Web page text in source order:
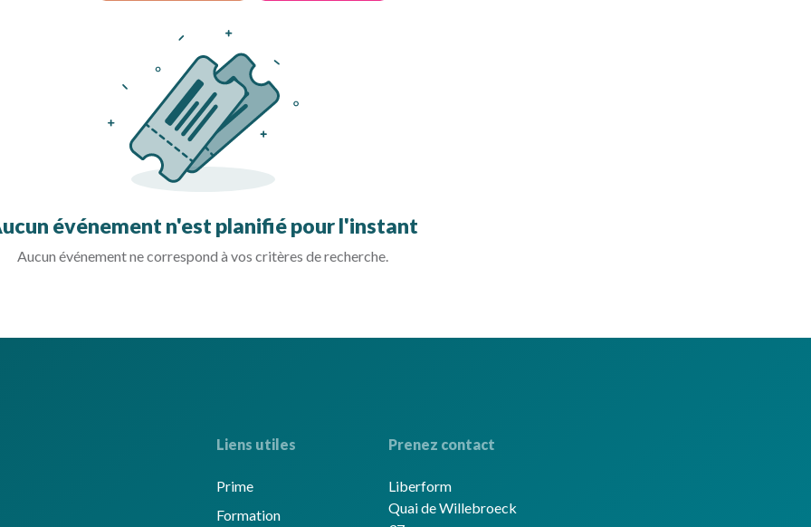
événement n'est planifié pour l'instant
Aucun événement ne correspond à vos critères de recherche.
Liens utiles
Prime
Formation
Prenez contact
Liberform
Quai de Willebroeck